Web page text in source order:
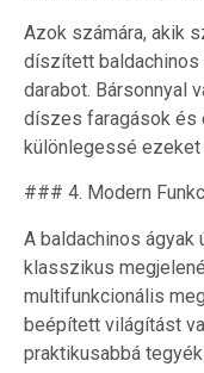
Azok számára, akik
díszített baldachinos
darabot. Bársonnyal
díszes faragások és
különlegessé ezeket
### 4. Modern
A baldachinos ágyak
klasszikus
multifunkcionális
beépített világítást
praktikusabbá